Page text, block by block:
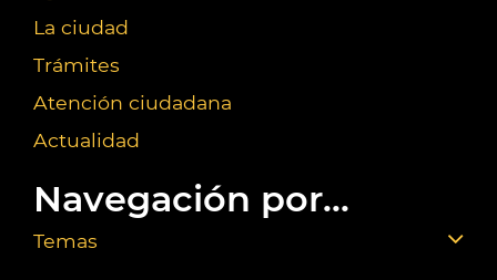
La ciudad
Trámites
Atención ciudadana
Actualidad
Navegación por...
Temas